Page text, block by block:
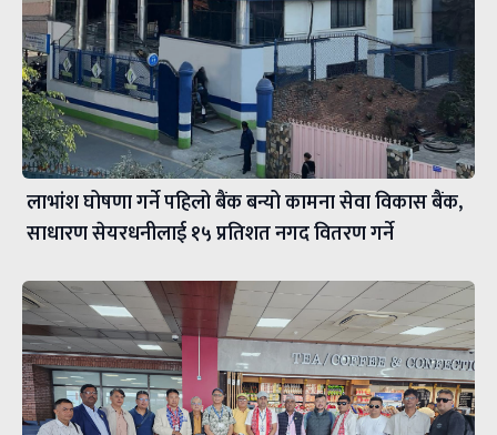
लाभांश घोषणा गर्ने पहिलो बैंक बन्यो कामना सेवा विकास बैंक,
साधारण सेयरधनीलाई १५ प्रतिशत नगद वितरण गर्ने